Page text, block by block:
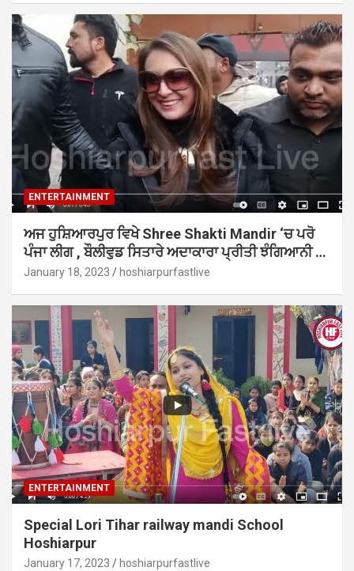
ENTERTAINMENT
ਅਜ ਹੁਸ਼ਿਆਰਪੁਰ ਵਿਖੇ Shree Shakti Mandir ‘ਚ ਪਰੋ
ਪੰਜਾ ਲੀਗ , ਬੌਲੀਵੁਡ ਸਿਤਾਰੇ ਅਦਾਕਾਰਾ ਪ੍ਰੀਤੀ ਝੰਗਿਆਨੀ …
January 18, 2023 hoshiarpurfastlive
ENTERTAINMENT
Special Lori Tihar railway mandi School
Hoshiarpur
January 17, 2023 hoshiarpurfastlive